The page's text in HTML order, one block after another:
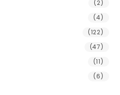
(2)
(4)
(122)
(47)
(11)
(6)